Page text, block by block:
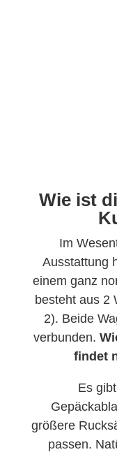
Wie ist
Im
Ausstattung
einem ganz
besteht aus 2
2). Beide
verbunden.
findet
Es
größere
passen.